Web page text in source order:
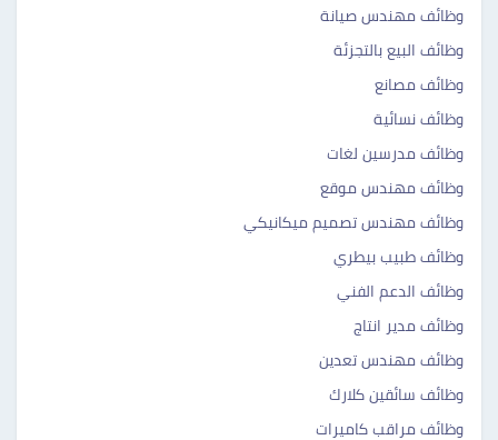
وظائف مهندس صيانة
وظائف البيع بالتجزئة
وظائف مصانع
وظائف نسائية
وظائف مدرسين لغات
وظائف مهندس موقع
وظائف مهندس تصميم ميكانيكي
وظائف طبيب بيطري
وظائف الدعم الفني
وظائف مدير انتاج
وظائف مهندس تعدين
وظائف سائقين كلارك
وظائف مراقب كاميرات